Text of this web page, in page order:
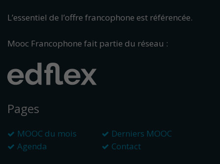
L’essentiel de l’offre francophone est référencée.
Mooc Francophone fait partie du réseau :
Pages
MOOC du mois
Derniers MOOC
Agenda
Contact